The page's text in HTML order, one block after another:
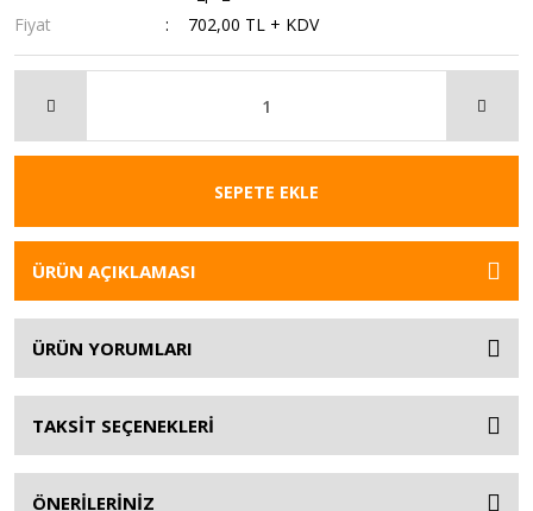
Fiyat
702,00 TL + KDV
SEPETE EKLE
ÜRÜN AÇIKLAMASI
ÜRÜN YORUMLARI
TAKSİT SEÇENEKLERİ
ÖNERİLERİNİZ